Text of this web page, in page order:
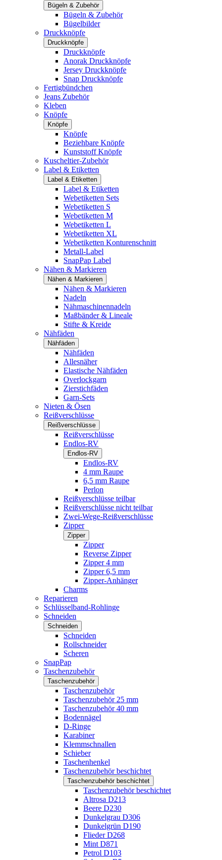
Bügeln & Zubehör
Bügeln & Zubehör
Bügelbilder
Druckknöpfe
Druckknöpfe
Druckknöpfe
Anorak Druckknöpfe
Jersey Druckknöpfe
Snap Druckknöpfe
Fertigbündchen
Jeans Zubehör
Kleben
Knöpfe
Knöpfe
Knöpfe
Beziehbare Knöpfe
Kunststoff Knöpfe
Kuscheltier-Zubehör
Label & Etiketten
Label & Etiketten
Label & Etiketten
Webetiketten Sets
Webetiketten S
Webetiketten M
Webetiketten L
Webetiketten XL
Webetiketten Konturenschnitt
Metall-Label
SnapPap Label
Nähen & Markieren
Nähen & Markieren
Nähen & Markieren
Nadeln
Nähmaschinennadeln
Maßbänder & Lineale
Stifte & Kreide
Nähfäden
Nähfäden
Nähfäden
Allesnäher
Elastische Nähfäden
Overlockgarn
Zierstichfäden
Garn-Sets
Nieten & Ösen
Reißverschlüsse
Reißverschlüsse
Reißverschlüsse
Endlos-RV
Endlos-RV
Endlos-RV
4 mm Raupe
6,5 mm Raupe
Perlon
Reißverschlüsse teilbar
Reißverschlüsse nicht teilbar
Zwei-Wege-Reißverschlüsse
Zipper
Zipper
Zipper
Reverse Zipper
Zipper 4 mm
Zipper 6,5 mm
Zipper-Anhänger
Charms
Reparieren
Schlüsselband-Rohlinge
Schneiden
Schneiden
Schneiden
Rollschneider
Scheren
SnapPap
Taschenzubehör
Taschenzubehör
Taschenzubehör
Taschenzubehör 25 mm
Taschenzubehör 40 mm
Bodennägel
D-Ringe
Karabiner
Klemmschnallen
Schieber
Taschenhenkel
Taschenzubehör beschichtet
Taschenzubehör beschichtet
Taschenzubehör beschichtet
Altrosa D213
Beere D230
Dunkelgrau D306
Dunkelgrün D190
Flieder D268
Mint D871
Petrol D103